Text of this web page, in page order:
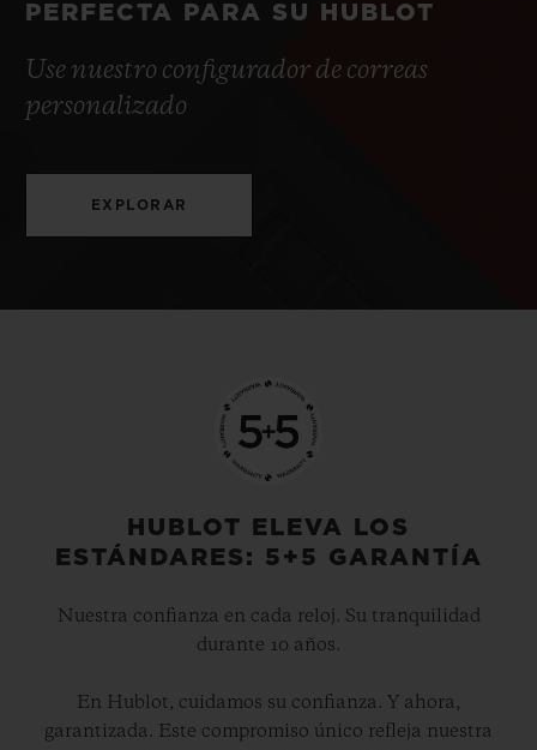
PERFECTA PARA SU HUBLOT
Use nuestro configurador de correas
personalizado
EXPLORAR
HUBLOT ELEVA LOS
ESTÁNDARES: 5+5 GARANTÍA
Nuestra confianza en cada reloj. Su tranquilidad
durante 10 años.
En Hublot, cuidamos su confianza. Y ahora,
garantizada. Este compromiso único refleja nuestra